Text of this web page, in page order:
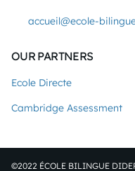
accueil@ecole-
OUR PARTNERS
Ecole Directe
Cambridge Assessment
©2022 ÉCOLE BILINGUE